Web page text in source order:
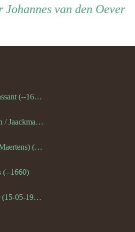
Vader
Johannes van den Oever
Lijsbet / Lijsie Bassant (--1687)
Trijntge Jaecqman / Jaackman (--1651)
Barber Martens (Maertens) (--1658)
(--1660)
Lenie van Gelder (15-05-1970)